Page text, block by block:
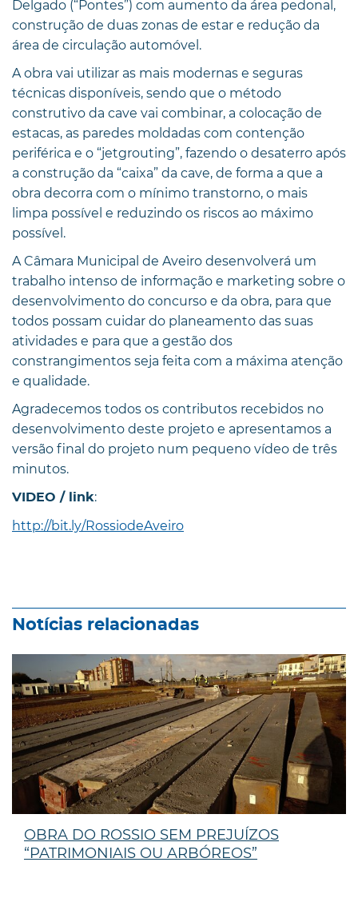
Delgado (“Pontes”) com aumento da área pedonal,
construção de duas zonas de estar e redução da
área de circulação automóvel.
A obra vai utilizar as mais modernas e seguras
técnicas disponíveis, sendo que o método
construtivo da cave vai combinar, a colocação de
estacas, as paredes moldadas com contenção
periférica e o “jetgrouting”, fazendo o desaterro após
a construção da “caixa” da cave, de forma a que a
obra decorra com o mínimo transtorno, o mais
limpa possível e reduzindo os riscos ao máximo
possível.
A Câmara Municipal de Aveiro desenvolverá um
trabalho intenso de informação e marketing sobre o
desenvolvimento do concurso e da obra, para que
todos possam cuidar do planeamento das suas
atividades e para que a gestão dos
constrangimentos seja feita com a máxima atenção
e qualidade.
Agradecemos todos os contributos recebidos no
desenvolvimento deste projeto e apresentamos a
versão final do projeto num pequeno vídeo de três
minutos.
VIDEO / link:
http://bit.ly/RossiodeAveiro
Notícias relacionadas
OBRA DO ROSSIO SEM PREJUÍZOS
“PATRIMONIAIS OU ARBÓREOS”